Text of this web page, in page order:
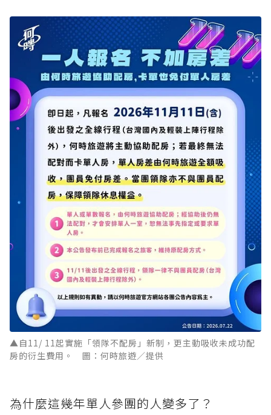
▲自11/ 11起實施「領隊不配房」新制，更主動吸收未成功配
房的衍生費用。 圖：何時旅遊／提供
為什麼這幾年單人參團的人變多了？